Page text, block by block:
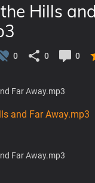
Hills
0 0 0
Far Away.mp3
and Far Away.mp3
Far Away.mp3